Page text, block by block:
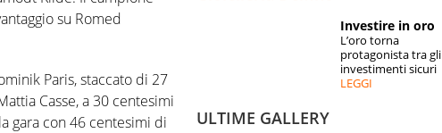
SPECIALI
su Romed
Paris, staccato di 27
Casse, a 30 centesimi
gara con 46 centesimi di
Investire in oro
L’oro torna
protagonista tra gli
investimenti sicuri
LEGGI
ULTIME GALLERY